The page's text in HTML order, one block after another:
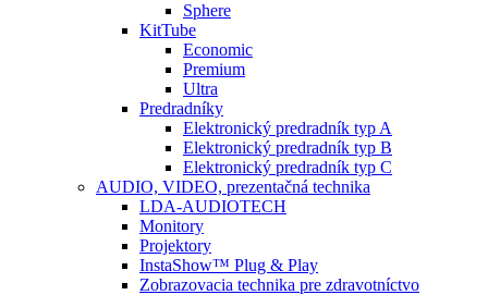
Sphere
KitTube
Economic
Premium
Ultra
Predradníky
Elektronický predradník typ A
Elektronický predradník typ B
Elektronický predradník typ C
AUDIO, VIDEO, prezentačná technika
LDA-AUDIOTECH
Monitory
Projektory
InstaShow™ Plug & Play
Zobrazovacia technika pre zdravotníctvo